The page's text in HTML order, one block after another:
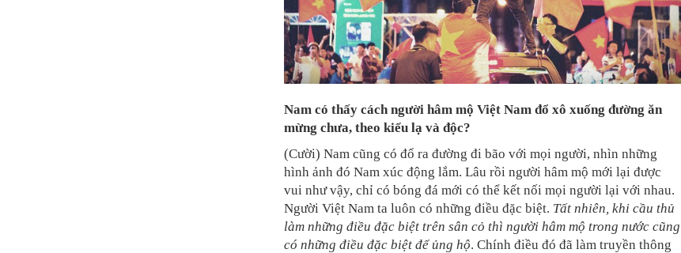
Nam có thấy cách người hâm mộ Việt Nam đổ xô xuống đường ăn
mừng chưa, theo kiểu lạ và độc?
(Cười) Nam cũng có đổ ra đường đi bão với mọi người, nhìn những
hình ảnh đó Nam xúc động lắm. Lâu rồi người hâm mộ mới lại được
vui như vậy, chỉ có bóng đá mới có thể kết nối mọi người lại với nhau.
Người Việt Nam ta luôn có những điều đặc biệt. Tất nhiên, khi cầu thủ
làm những điều đặc biệt trên sân cỏ thì người hâm mộ trong nước cũng
có những điều đặc biệt để ủng hộ. Chính điều đó đã làm truyền thông